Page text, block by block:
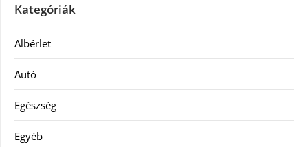
Kategóriák
Albérlet
Autó
Egészség
Egyéb